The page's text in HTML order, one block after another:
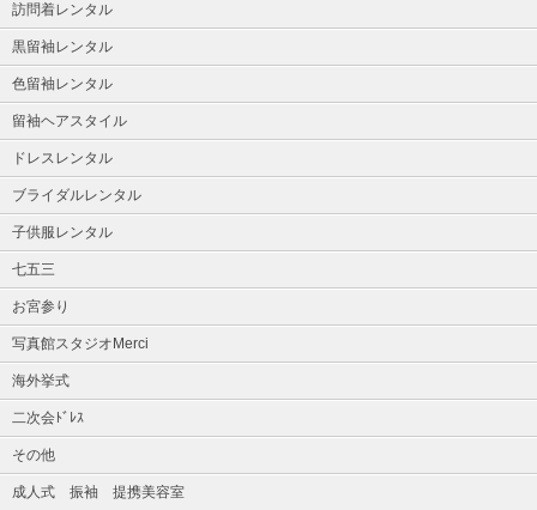
訪問着レンタル
黒留袖レンタル
色留袖レンタル
留袖ヘアスタイル
ドレスレンタル
ブライダルレンタル
子供服レンタル
七五三
お宮参り
写真館スタジオMerci
海外挙式
二次会ﾄﾞﾚｽ
その他
成人式 振袖 提携美容室